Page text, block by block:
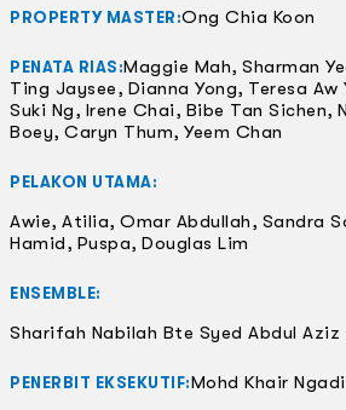
PROPERTY MASTER:Ong Chia Koon
PENATA RIAS:Maggie Mah, Sharman
Ting Jaysee, Dianna Yong, Teresa Aw
Suki Ng, Irene Chai, Bibe Tan Sichen,
Boey, Caryn Thum, Yeem Chan
PELAKON UTAMA:
Awie, Atilia, Omar Abdullah, Sandra
Hamid, Puspa, Douglas Lim
ENSEMBLE:
Sharifah Nabilah Bte Syed Abdul Aziz
PENERBIT EKSEKUTIF:Mohd Khair